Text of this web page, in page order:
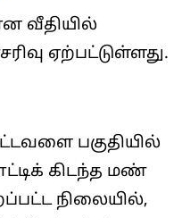
வீதியில்
ஏற்பட்டுள்ளது.
பகுதியில்
கிடந்த மண்
நிலையில்,